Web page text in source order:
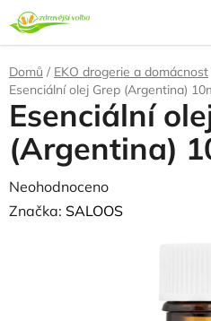
Přejít
na
obsah
Domů / EKO drogerie a domácnost
Esenciální olej Grep (Argentina)
Esenciální
(Argentina)
Průměrné
hodnocení
Neohodnoceno
Značka: SALOOS